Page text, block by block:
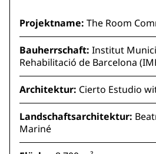
Projektname: The Room
Bauherrschaft: Institut
Rehabilitació de Barcelona
Architektur: Cierto Estudio
Landschaftsarchitektur:
Mariné